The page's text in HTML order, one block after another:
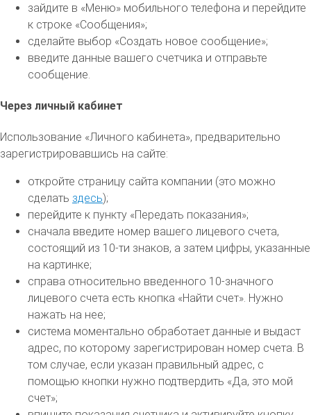
зайдите в «Меню» мобильного телефона и перейдите
к строке «Сообщения»;
сделайте выбор «Создать новое сообщение»;
введите данные вашего счетчика и отправьте
сообщение.
Через личный кабинет
Использование «Личного кабинета», предварительно
зарегистрировавшись на сайте:
откройте страницу сайта компании (это можно
сделать здесь);
перейдите к пункту «Передать показания»;
сначала введите номер вашего лицевого счета,
состоящий из 10-ти знаков, а затем цифры, указанные
на картинке;
справа относительно введенного 10-значного
лицевого счета есть кнопка «Найти счет». Нужно
нажать на нее;
система моментально обработает данные и выдаст
адрес, по которому зарегистрирован номер счета. В
том случае, если указан правильный адрес, с
помощью кнопки нужно подтвердить «Да, это мой
счет»;